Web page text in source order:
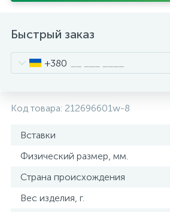
Быстрый заказ
+380
Код товара: 212696601w-8
Вставки
Физический размер, мм.
Страна происхождения
Вес изделия, г.